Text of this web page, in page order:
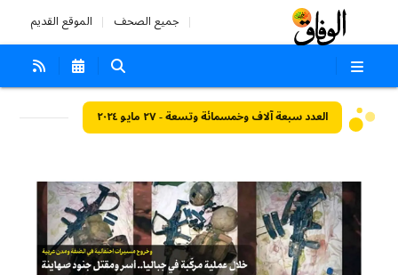
جميع الصحف الموقع القديم
العدد سبعة آلاف وخمسمائة وتسعة - ٢٧ مايو ٢٠٢٤